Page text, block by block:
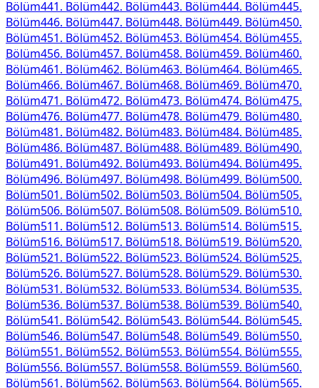
Bölüm441. Bölüm442. Bölüm443. Bölüm444. Bölüm445.
Bölüm446. Bölüm447. Bölüm448. Bölüm449. Bölüm450.
Bölüm451. Bölüm452. Bölüm453. Bölüm454. Bölüm455.
Bölüm456. Bölüm457. Bölüm458. Bölüm459. Bölüm460.
Bölüm461. Bölüm462. Bölüm463. Bölüm464. Bölüm465.
Bölüm466. Bölüm467. Bölüm468. Bölüm469. Bölüm470.
Bölüm471. Bölüm472. Bölüm473. Bölüm474. Bölüm475.
Bölüm476. Bölüm477. Bölüm478. Bölüm479. Bölüm480.
Bölüm481. Bölüm482. Bölüm483. Bölüm484. Bölüm485.
Bölüm486. Bölüm487. Bölüm488. Bölüm489. Bölüm490.
Bölüm491. Bölüm492. Bölüm493. Bölüm494. Bölüm495.
Bölüm496. Bölüm497. Bölüm498. Bölüm499. Bölüm500.
Bölüm501. Bölüm502. Bölüm503. Bölüm504. Bölüm505.
Bölüm506. Bölüm507. Bölüm508. Bölüm509. Bölüm510.
Bölüm511. Bölüm512. Bölüm513. Bölüm514. Bölüm515.
Bölüm516. Bölüm517. Bölüm518. Bölüm519. Bölüm520.
Bölüm521. Bölüm522. Bölüm523. Bölüm524. Bölüm525.
Bölüm526. Bölüm527. Bölüm528. Bölüm529. Bölüm530.
Bölüm531. Bölüm532. Bölüm533. Bölüm534. Bölüm535.
Bölüm536. Bölüm537. Bölüm538. Bölüm539. Bölüm540.
Bölüm541. Bölüm542. Bölüm543. Bölüm544. Bölüm545.
Bölüm546. Bölüm547. Bölüm548. Bölüm549. Bölüm550.
Bölüm551. Bölüm552. Bölüm553. Bölüm554. Bölüm555.
Bölüm556. Bölüm557. Bölüm558. Bölüm559. Bölüm560.
Bölüm561. Bölüm562. Bölüm563. Bölüm564. Bölüm565.